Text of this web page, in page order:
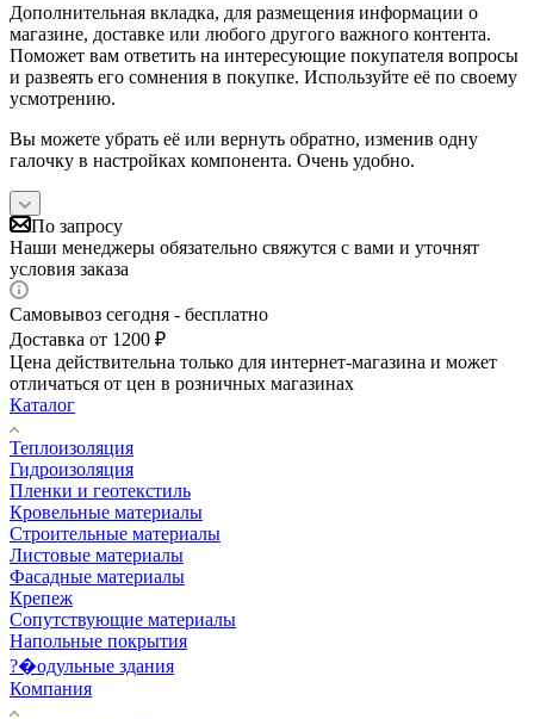
Дополнительная вкладка, для размещения информации о
магазине, доставке или любого другого важного контента.
Поможет вам ответить на интересующие покупателя вопросы
и развеять его сомнения в покупке. Используйте её по своему
усмотрению.
Вы можете убрать её или вернуть обратно, изменив одну
галочку в настройках компонента. Очень удобно.
По запросу
Наши менеджеры обязательно свяжутся с вами и уточнят
условия заказа
Самовывоз сегодня - бесплатно
Доставка от 1200 ₽
Цена действительна только для интернет-магазина и может
отличаться от цен в розничных магазинах
Каталог
Теплоизоляция
Гидроизоляция
Пленки и геотекстиль
Кровельные материалы
Строительные материалы
Листовые материалы
Фасадные материалы
Крепеж
Сопутствующие материалы
Напольные покрытия
?�одульные здания
Компания